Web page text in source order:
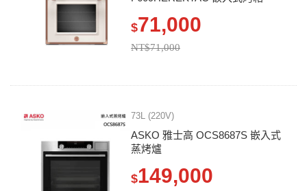
$71,000
NT$71,000
73L (220V)
ASKO 雅士高 OCS8687S 嵌入式
蒸烤爐
$149,000